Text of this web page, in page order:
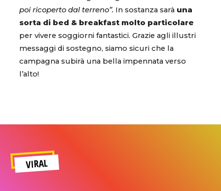
poi ricoperto dal terreno”. In sostanza sarà una
sorta di bed & breakfast molto particolare
per vivere soggiorni fantastici. Grazie agli illustri
messaggi di sostegno, siamo sicuri che la
campagna subirà una bella impennata verso
l’alto!
VIRAL